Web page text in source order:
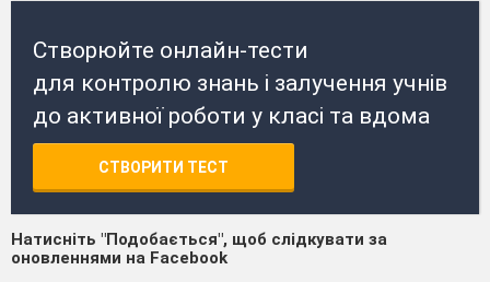
Створюйте онлайн-тести
для контролю знань і залучення учнів
до активної роботи у класі та вдома
СТВОРИТИ ТЕСТ
Натисніть "Подобається", щоб слідкувати за
оновленнями на Facebook